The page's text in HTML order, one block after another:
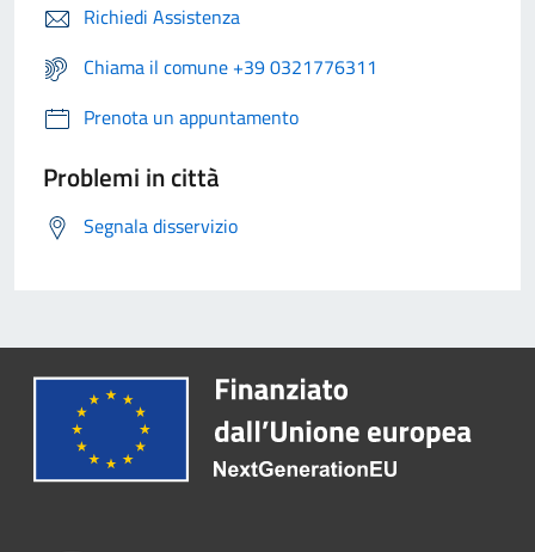
Richiedi Assistenza
Chiama il comune +39 0321776311
Prenota un appuntamento
Problemi in città
Segnala disservizio